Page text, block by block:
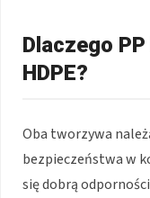
Dlaczego
HDPE?
Oba tworzywa
bezpieczeństwa w
się dobrą